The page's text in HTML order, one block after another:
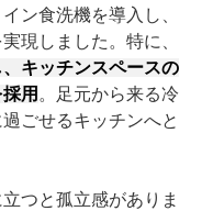
ン食洗機を導入し、
現しました。特に、
キッチンスペースの
用 。足元から来る冷
ごせるキッチンへと
つと孤立感がありま